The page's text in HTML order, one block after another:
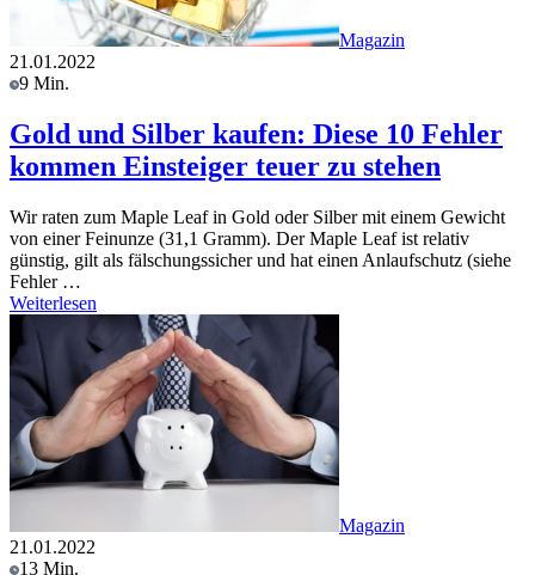
Magazin
21.01.2022
9 Min.
Gold und Silber kaufen: Diese 10 Fehler
kommen Einsteiger teuer zu stehen
Wir raten zum Maple Leaf in Gold oder Silber mit einem Gewicht
von einer Feinunze (31,1 Gramm). Der Maple Leaf ist relativ
günstig, gilt als fälschungssicher und hat einen Anlaufschutz (siehe
Fehler …
Weiterlesen
Magazin
21.01.2022
13 Min.